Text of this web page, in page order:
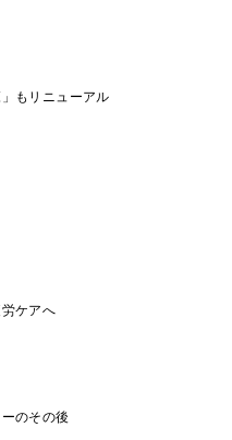
」もリニューアル
ケアへ
のその後